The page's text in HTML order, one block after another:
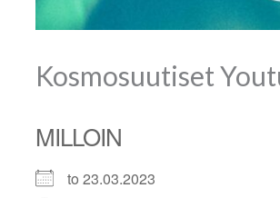
Kosmosuutiset
MILLOIN
to 23.03.2023